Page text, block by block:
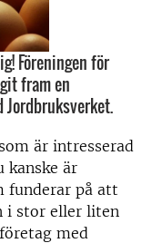
Föreningen för
fram en
är intresserad
kanske är
funderar på att
i stor eller liten
med